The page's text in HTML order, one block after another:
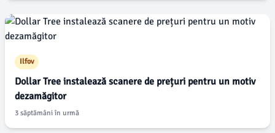
Ilfov
Dollar Tree instalează scanere de prețuri pentru un motiv
dezamăgitor
3 săptămâni în urmă